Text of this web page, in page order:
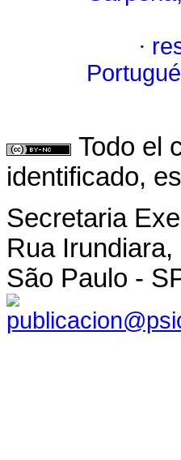
·
Todo el
identificado,
Secretaria
Rua
São Paulo -